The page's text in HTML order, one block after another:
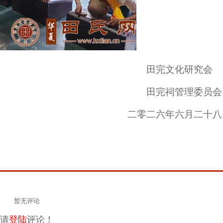
田完文化研究会
田完祠管理委员会
二零二六年六月 二十八
暂无评论
请登陆评论！